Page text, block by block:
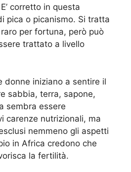
corretto in questa
pica o picanismo. Si tratta
per fortuna, però può
trattato a livello
donne iniziano a sentire il
sabbia, terra, sapone,
sembra essere
carenze nutrizionali, ma
nemmeno gli aspetti
in Africa credono che
la fertilità.